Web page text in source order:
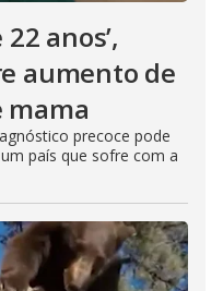
anos’,
aumento de
mama
precoce pode
país que sofre com a